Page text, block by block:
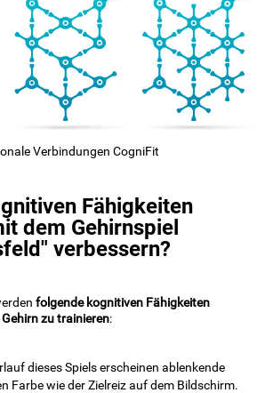
Verbindungen CogniFit
Fähigkeiten
dem Gehirnspiel
verbessern?
folgende kognitiven Fähigkeiten
zu trainieren:
dieses Spiels erscheinen ablenkende
Farbe wie der Zielreiz auf dem Bildschirm.